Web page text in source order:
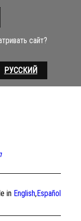
сайт?
РУССКИЙ
in English,Español